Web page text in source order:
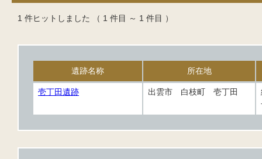
1 件ヒットしました （ 1 件目 ～ 1 件目 ）
遺跡名称 所在地
壱丁田遺跡 出雲市 白枝町 壱丁田